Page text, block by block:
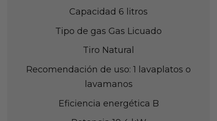
Capacidad 6 litros
Tipo de gas Gas Licuado
Tiro Natural
Recomendación de uso: 1 lavaplatos o
lavamanos
Eficiencia energética B